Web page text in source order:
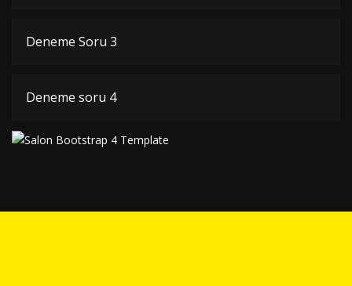
Deneme Soru 3
Deneme soru 4